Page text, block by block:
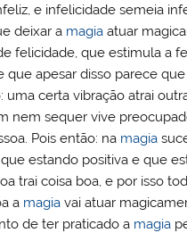
e infelicidade semeia
deixar a magia atuar
felicidade, que estimula a
que apesar disso parece
certa vibração atrai
nem sequer vive
Pois então: na magia
estando positiva e que
trai coisa boa, e por isso
a magia vai atuar
de ter praticado a magia